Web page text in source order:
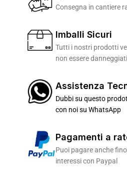
Consegna in cantiere
Imballi Sicuri
Tutti i nostri prodotti
non essere
Assistenza
Dubbi su questo
con noi su WhatsApp
Pagamenti a
Puoi pagare anche
interessi con Paypal